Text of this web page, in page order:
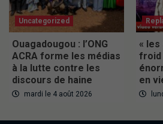
Uncategorized
Ouagadougou : l’ONG
ACRA forme les médias
à la lutte contre les
discours de haine
mardi le 4 août 2026
«
froid
en